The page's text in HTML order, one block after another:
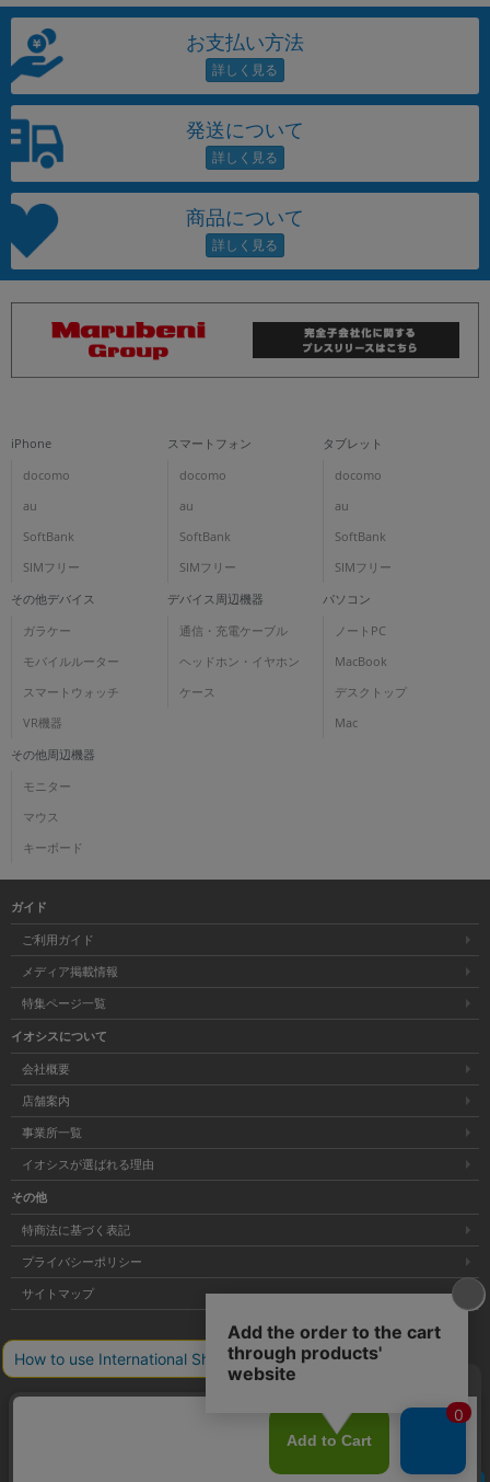
お支払い方法
発送について
商品について
iPhone
docomo
au
SoftBank
SIMフリー
スマートフォン
docomo
au
SoftBank
SIMフリー
タブレット
docomo
au
SoftBank
SIMフリー
その他デバイス
ガラケー
モバイルルーター
スマートウォッチ
VR機器
デバイス周辺機器
通信・充電ケーブル
ヘッドホン・イヤホン
ケース
パソコン
ノートPC
MacBook
デスクトップ
Mac
その他周辺機器
モニター
マウス
キーボード
ガイド
ご利用ガイド
メディア掲載情報
特集ページ一覧
イオシスについて
会社概要
店舗案内
事業所一覧
イオシスが選ばれる理由
その他
特商法に基づく表記
プライバシーポリシー
サイトマップ
大阪府公安委員会発行 古物商許可証 第621121002176号
Copyright © 株式会社イオシス All Rights Reserved. クリア